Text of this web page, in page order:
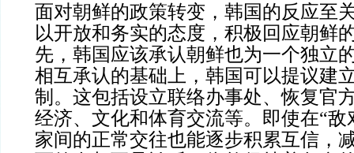
面对朝鲜的政策转变，韩国的反应至
以开放和务实的态度，积极回应朝鲜
先，韩国应该承认朝鲜也为一个独立
相互承认的基础上，韩国可以提议建
制。这包括设立联络办事处、恢复官
经济、文化和体育交流等。即使在“敌
家间的正常交往也能逐步积累互信，